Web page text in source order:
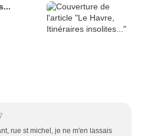
rue st michel, je ne m'en lassais